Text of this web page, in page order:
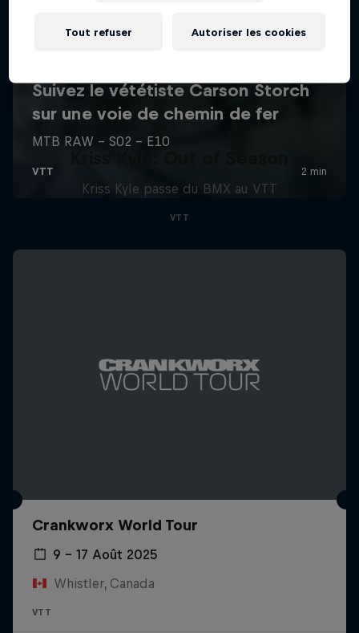
Kriss Kyle passe du BMX au VTT
VTT
Crankworx World Tour
9 – 17 Août 2025
Whistler, Canada
VTT
Tout refuser Autoriser les cookies